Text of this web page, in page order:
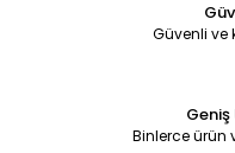
Güvenli ve
Binlerce ürün